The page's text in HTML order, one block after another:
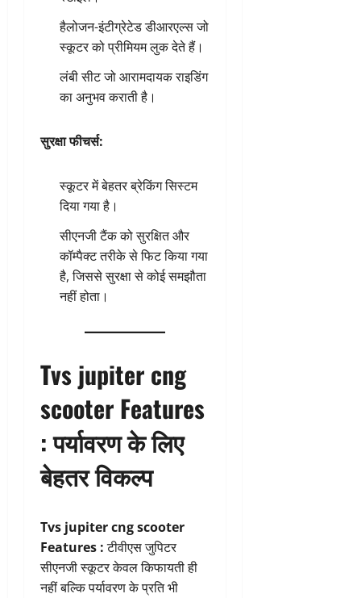
हैलोजन-इंटीग्रेटेड डीआरएल्स जो
स्कूटर को प्रीमियम लुक देते हैं।
लंबी सीट जो आरामदायक राइडिंग
का अनुभव कराती है।
सुरक्षा फीचर्स:
स्कूटर में बेहतर ब्रेकिंग सिस्टम
दिया गया है।
सीएनजी टैंक को सुरक्षित और
कॉम्पैक्ट तरीके से फिट किया गया
है, जिससे सुरक्षा से कोई समझौता
नहीं होता।
Tvs jupiter cng
scooter Features
:पर्यावरण के लिए
बेहतर विकल्प
Tvs jupiter cng scooter
Features :टीवीएस जुपिटर
सीएनजी स्कूटर केवल किफायती ही
नहीं बल्कि पर्यावरण के प्रति भी